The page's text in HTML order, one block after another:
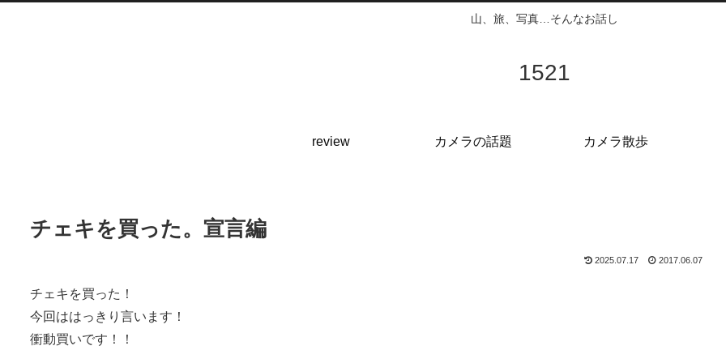
山、旅、写真…そんなお話し
1521
review カメラの話題 カメラ散歩
チェキを買った。宣言編
2025.07.17 2017.06.07
チェキを買った！
今回ははっきり言います！
衝動買いです！！